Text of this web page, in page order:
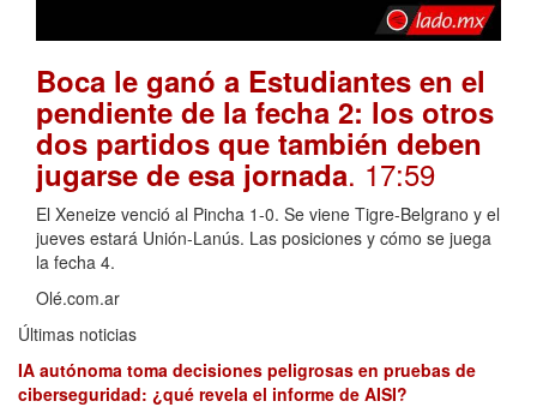
Boca le ganó a Estudiantes en el
pendiente de la fecha 2: los otros
dos partidos que también deben
jugarse de esa jornada. 17:59
El Xeneize venció al Pincha 1-0. Se viene Tigre-Belgrano y el
jueves estará Unión-Lanús. Las posiciones y cómo se juega
la fecha 4.
Olé.com.ar
Últimas noticias
IA autónoma toma decisiones peligrosas en pruebas de
ciberseguridad: ¿qué revela el informe de AISI?